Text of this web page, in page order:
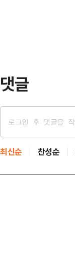
댓글
최신순 찬성순